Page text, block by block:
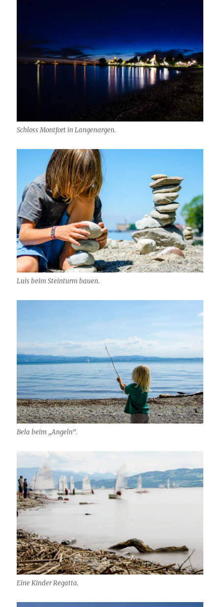
Schloss Montfort in Langenargen.
Luis beim Steinturm bauen.
Bela beim „Angeln“.
Eine Kinder Regatta.